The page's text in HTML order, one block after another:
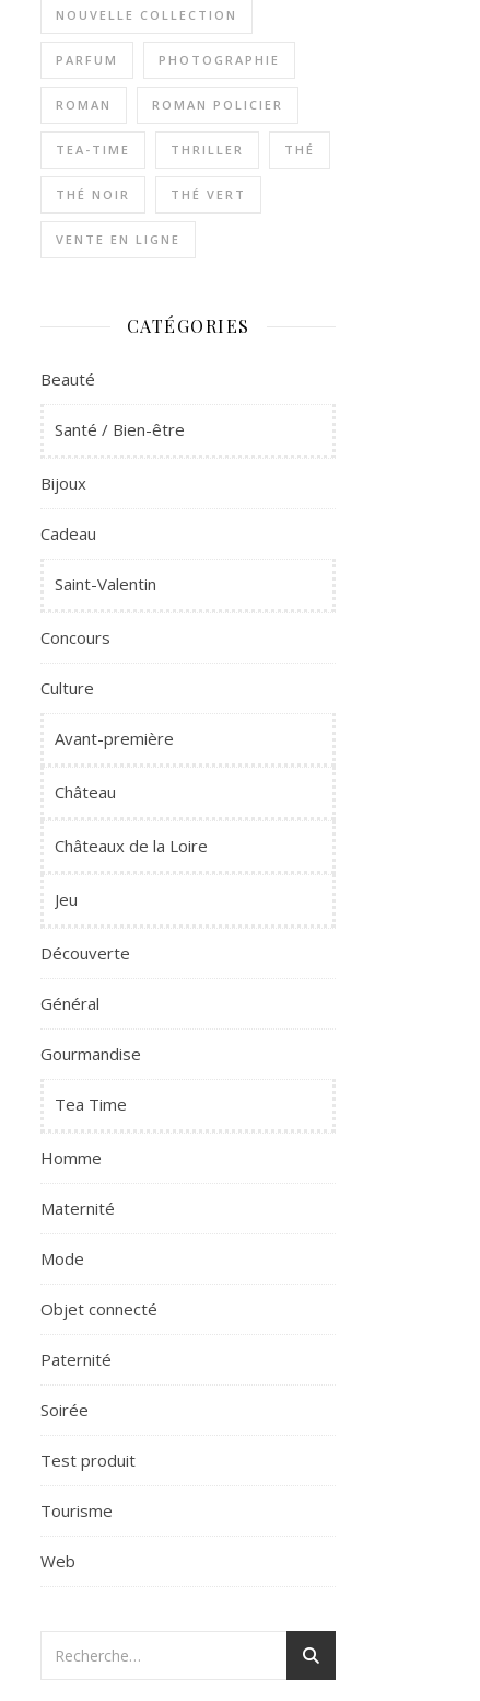
NOUVELLE COLLECTION
PARFUM PHOTOGRAPHIE
ROMAN ROMAN POLICIER
TEA-TIME THRILLER THÉ
THÉ NOIR THÉ VERT
VENTE EN LIGNE
CATÉGORIES
Beauté
Santé / Bien-être
Bijoux
Cadeau
Saint-Valentin
Concours
Culture
Avant-première
Château
Châteaux de la Loire
Jeu
Découverte
Général
Gourmandise
Tea Time
Homme
Maternité
Mode
Objet connecté
Paternité
Soirée
Test produit
Tourisme
Web